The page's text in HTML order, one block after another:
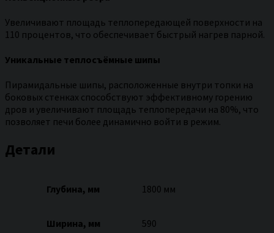
Увеличивают площадь теплопередающей поверхности на
110 процентов, что обеспечивает быстрый нагрев парной.
Уникальные теплосъёмные шипы
Пирамидальные шипы, расположенные внутри топки на
боковых стенках способствуют эффективному горению
дров и увеличивают площадь теплопередачи на 80%, что
позволяет печи более динамично войти в режим.
Детали
Глубина, мм 1800 мм
Ширина, мм 590